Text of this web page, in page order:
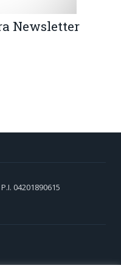
Newsletter
04201890615